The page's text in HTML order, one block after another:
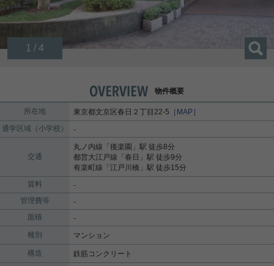
1 / 4
物件概要
所在地 東京都文京区春日 ２丁目22-5 ［MAP］
通学区域（小学校）
-
交通
丸ノ内線 「後楽園 」駅 徒歩8分
都営大江戸線 「春日 」駅 徒歩9分
有楽町線 「江戸川橋 」駅 徒歩15分
賃料
-
管理費等
-
面積
-
種別
マンション
構造 鉄筋コンクリート